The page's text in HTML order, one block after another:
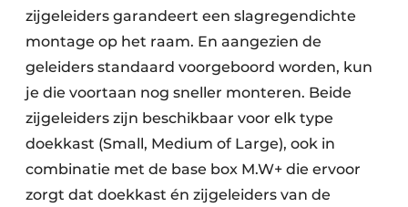
zijgeleiders garandeert een slagregendichte
montage op het raam. En aangezien de
geleiders standaard voorgeboord worden, kun
je die voortaan nog sneller monteren. Beide
zijgeleiders zijn beschikbaar voor elk type
doekkast (Small, Medium of Large), ook in
combinatie met de base box M.W+ die ervoor
zorgt dat doekkast én zijgeleiders van de